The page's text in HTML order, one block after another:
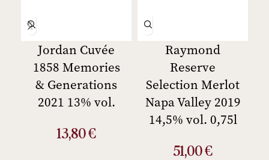
Jordan Cuvée
1858 Memories
& Generations
2021 13% vol.
13,80€
Raymond
Reserve
Selection Merlot
Napa Valley 2019
14,5% vol. 0,75l
51,00€